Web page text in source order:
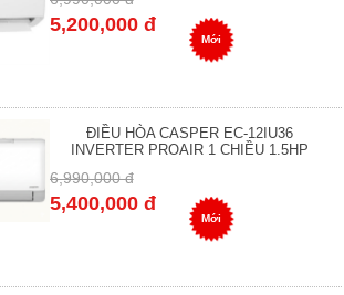
5,200,000 đ
Mới
ĐIỀU HÒA CASPER EC-12IU36
INVERTER PROAIR 1 CHIỀU 1.5HP
6,990,000 đ
5,400,000 đ
Mới